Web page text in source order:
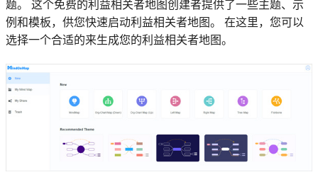
题。 这个免费的利益相关者地图创建者提供了一些主题、示
例和模板，供您快速启动利益相关者地图。 在这里，您可以
选择一个合适的来生成您的利益相关者地图。